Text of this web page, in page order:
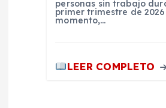
personas sin trabajo
primer trimestre de
momento,…
LEER COMPLETO